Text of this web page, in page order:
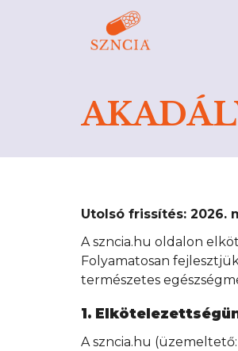
Utolsó frissítés: 2026.
A szncia.hu oldalon
Folyamatosan
természetes
1.
A szncia.hu